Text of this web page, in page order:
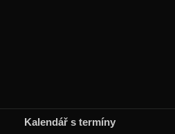
Kalendář s termíny